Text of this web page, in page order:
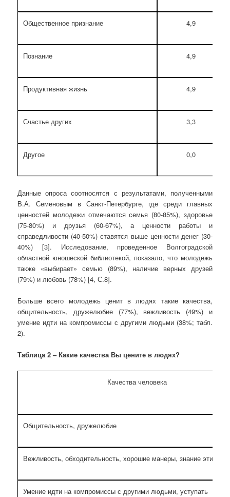
Общественное признание 4,9
Познание 4,9
Продуктивная жизнь 4,9
Счастье других 3,3
Другое 0,0
Данные опроса соотносятся с результатами, полученными
В.А. Семеновым в Санкт-Петербурге, где среди главных
ценностей молодежи отмечаются семья (80-85%), здоровье
(75-80%) и друзья (60-67%), а ценности работы и
справедливости (40-50%) ставятся выше ценности денег (30-
40%) [3]. Исследование, проведенное Волгоградской
областной юношеской библиотекой, показало, что молодежь
также «выбирает» семью (89%), наличие верных друзей
(79%) и любовь (78%) [4, С.8].
Больше всего молодежь ценит в людях такие качества,
общительность, дружелюбие (77%), вежливость (49%) и
умение идти на компромиссы с другими людьми (38%; табл.
2).
Таблица 2 – Какие качества Вы цените в людях?
Качества человека
Общительность, дружелюбие
Вежливость, обходительность, хорошие манеры, знание этикета
Умение идти на компромиссы с другими людьми, уступать